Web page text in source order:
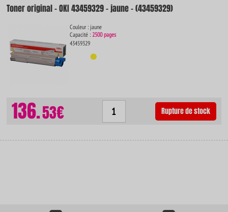
Toner original - OKI 43459329 - jaune - (43459329)
Couleur : jaune
Capacité :2500 pages
43459329
136.53€ Rupture de stock